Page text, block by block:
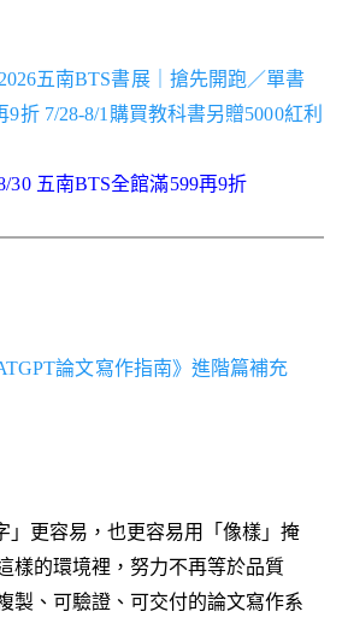
五南BTS書展｜搶先開跑／單書
9折 7/28-8/1購買教科書另贈5000紅利
30 五南BTS全館滿599再9折
論文寫作指南》進階篇補充